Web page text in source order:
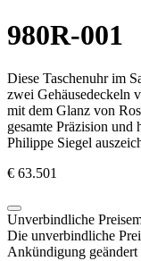
980R-001
Diese Taschenuhr im
zwei Gehäusedeckeln
mit dem Glanz von
gesamte Präzision
Philippe Siegel
€ 63.501
Unverbindliche
Die unverbindliche
Ankündigung geändert